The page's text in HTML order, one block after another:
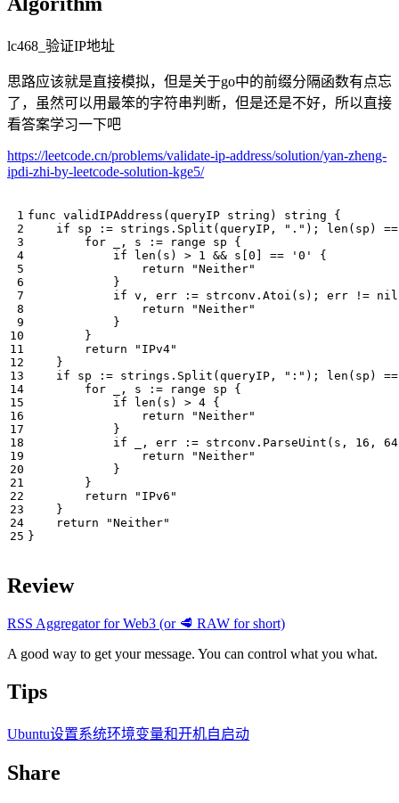
lc468_验证IP地址
思路应该就是直接模拟，但是关于go中的前缀分隔函数有点忘
了，虽然可以用最笨的字符串判断，但是还是不好，所以直接
看答案学习一下吧
https://leetcode.cn/problems/validate-ip-address/solution/yan-zheng-
ipdi-zhi-by-leetcode-solution-kge5/
func validIPAddress (queryIP string ) string
{
if
sp := strings . Split (queryIP , "." ); len ( sp )
==
for
, s := range sp
{
if
len ( s ) > 1 && s [0 ] == '0'
{
return
"Neither"
}
if v , err := strconv . Atoi ( s ); err != nil
return
"Neither"
}
}
return
"IPv4"
}
if
sp := strings . Split (queryIP , ":" ); len ( sp )
==
for
, s := range sp
{
if
len ( s ) > 4 {
return
"Neither"
}
if
, err := strconv . ParseUint ( s , 16 , 64
return
"Neither"
}
}
return
"IPv6"
}
return
"Neither"
}
Review
RSS Aggregator for Web3 (or 🥩 RAW for short)
A good way to get your message. You can control what you what.
Tips
Ubuntu设置系统环境变量和开机自启动
Share